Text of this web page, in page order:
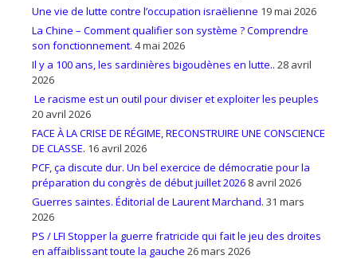
Une vie de lutte contre l’occupation israëlienne 19 mai 2026
La Chine – Comment qualifier son système ? Comprendre
son fonctionnement. 4 mai 2026
Il y a 100 ans, les sardinières bigoudènes en lutte.. 28 avril
2026
Le racisme est un outil pour diviser et exploiter les peuples
20 avril 2026
FACE À LA CRISE DE RÉGIME, RECONSTRUIRE UNE CONSCIENCE
DE CLASSE. 16 avril 2026
PCF, ça discute dur. Un bel exercice de démocratie pour la
préparation du congrès de début juillet 2026 8 avril 2026
Guerres saintes. Éditorial de Laurent Marchand. 31 mars
2026
PS / LFI Stopper la guerre fratricide qui fait le jeu des droites
en affaiblissant toute la gauche 26 mars 2026